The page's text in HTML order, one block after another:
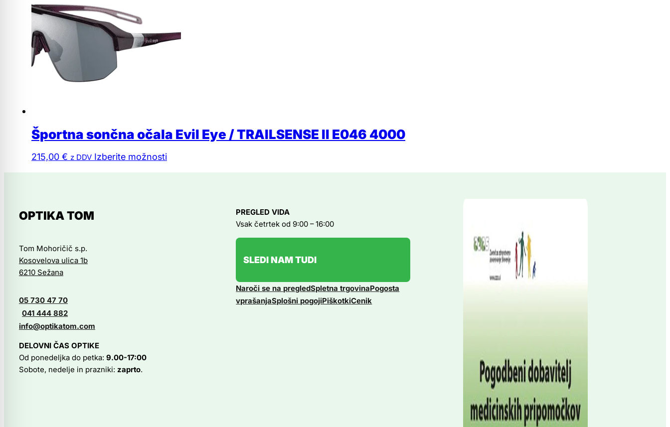
Športna sončna očala Evil Eye / TRAILSENSE II E046 4000
215,00 € z DDV Izberite možnostiTa
OPTIKA TOM
Tom Mohoričič s.p.
Kosovelova ulica 1b
6210 Sežana
05 730 47 70
041 444 882
info@optikatom.com
DELOVNI ČAS OPTIKE
Od ponedeljka do petka: 9.00-17:00
Sobote, nedelje in prazniki: zaprto.
PREGLED VIDA
Vsak četrtek od 9:00 – 16:00
SLEDI NAM TUDI
Naroči se na pregledSpletna trgovinaPogosta
vprašanjaSplošni pogojiPiškotkiCenik